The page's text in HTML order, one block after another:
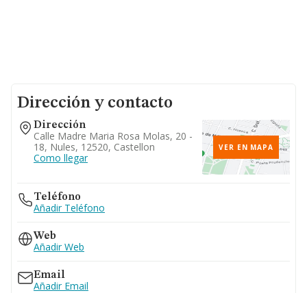
Dirección y contacto
Dirección
Calle Madre Maria Rosa Molas, 20 -
18, Nules, 12520, Castellon
Como llegar
VER EN MAPA
Teléfono
Añadir Teléfono
Web
Añadir Web
Email
Añadir Email